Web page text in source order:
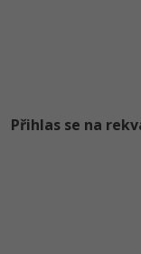
Přihlas se na